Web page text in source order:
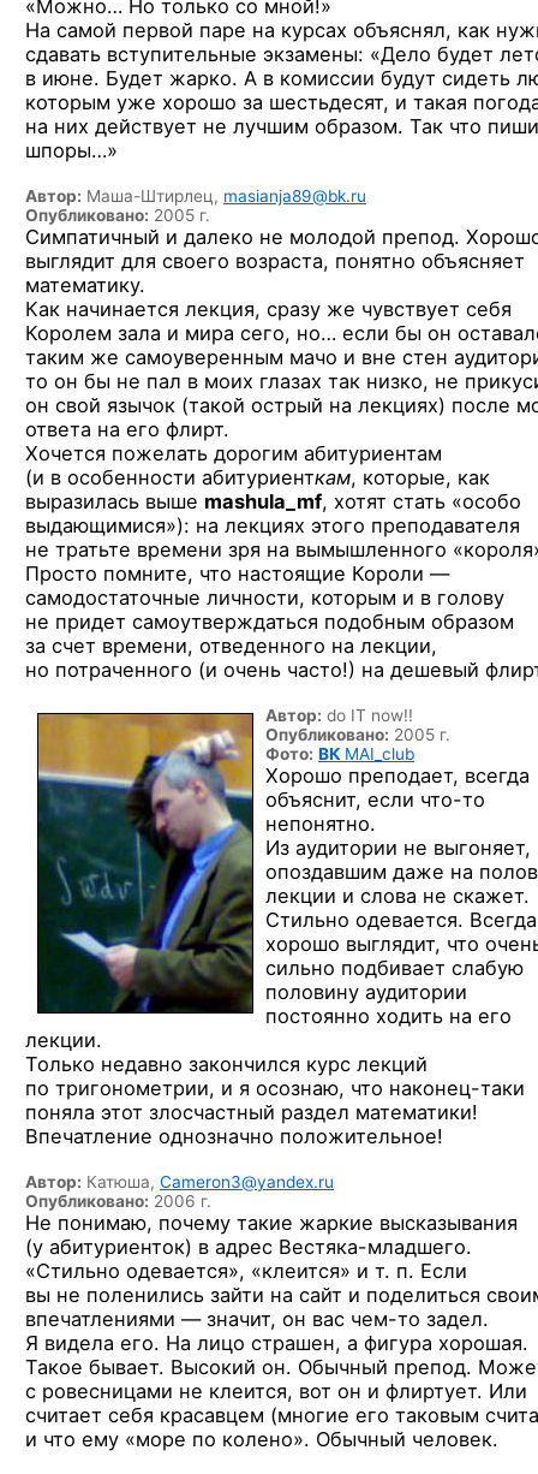
«Можно… Но только со мной!»
На самой первой паре на курсах объяснял, как
сдавать вступительные экзамены: «Дело будет
в июне. Будет жарко. А в комиссии будут сидеть
которым уже хорошо за шестьдесят, и такая
на них действует не лучшим образом. Так что
шпоры…»
Автор: Маша-Штирлец, masianja89@bk.ru
Опубликовано: 2005 г.
Симпатичный и далеко не молодой препод.
выглядит для своего возраста, понятно объясняет
математику.
Как начинается лекция, сразу же чувствует себя
Королем зала и мира сего, но… если бы он
таким же самоуверенным мачо и вне стен
то он бы не пал в моих глазах так низко, не
он свой язычок (такой острый на лекциях) после
ответа на его флирт.
Хочется пожелать дорогим абитуриентам
(и в особенности абитуриенткам, которые, как
выразилась выше mashula_mf, хотят стать «особо
выдающимися»): на лекциях этого преподавателя
не тратьте времени зря на вымышленного
Просто помните, что настоящие Короли —
самодостаточные личности, которым и в голову
не придет самоутверждаться подобным образом
за счет времени, отведенного на лекции,
но потраченного (и очень часто!) на дешевый
Автор: do IT now!!
Опубликовано: 2005 г.
Фото: ВК MAI_club
Хорошо преподает, всегда
объяснит, если что-то
непонятно.
Из аудитории не выгоняет,
опоздавшим даже на
лекции и слова не скажет.
Стильно одевается. Всегда
хорошо выглядит, что
сильно подбивает слабую
половину аудитории
постоянно ходить на его
лекции.
Только недавно закончился курс лекций
по тригонометрии, и я осознаю, что наконец-таки
поняла этот злосчастный раздел математики!
Впечатление однозначно положительное!
Автор: Катюша, Cameron3@yandex.ru
Опубликовано: 2006 г.
Не понимаю, почему такие жаркие высказывания
(у абитуриенток) в адрес Вестяка-младшего.
«Стильно одевается», «клеится» и т. п. Если
вы не поленились зайти на сайт и поделиться
впечатлениями — значит, он вас чем-то задел.
Я видела его. На лицо страшен, а фигура хорошая.
Такое бывает. Высокий он. Обычный препод.
с ровесницами не клеится, вот он и флиртует. Или
считает себя красавцем (многие его таковым
и что ему «море по колено». Обычный человек.